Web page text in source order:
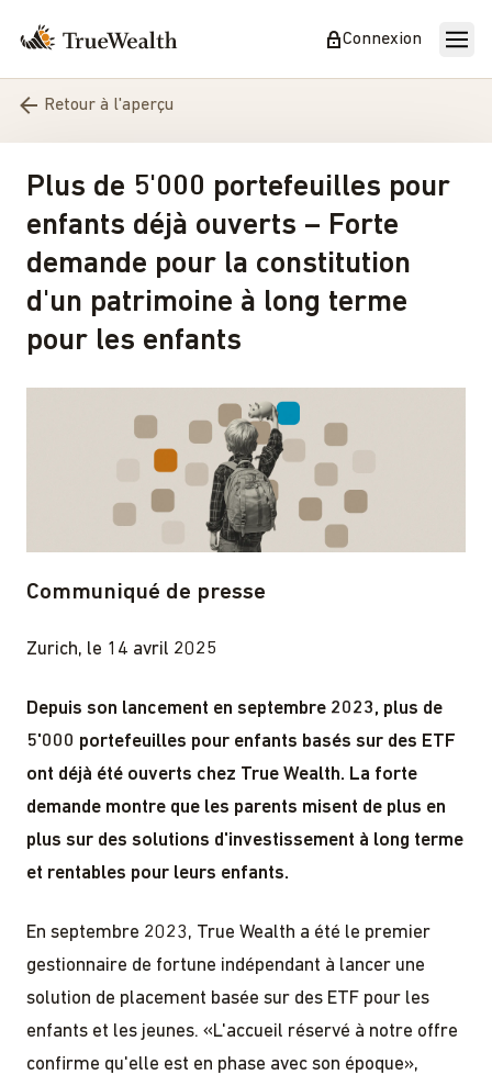
Connexion
Retour à l'aperçu
Plus de 5'000 portefeuilles pour
enfants déjà ouverts – Forte
demande pour la constitution
d'un patrimoine à long terme
pour les enfants
Communiqué de presse
Zurich, le 14 avril 2025
Depuis son lancement en septembre 2023, plus de
5'000 portefeuilles pour enfants basés sur des ETF
ont déjà été ouverts chez True Wealth. La forte
demande montre que les parents misent de plus en
plus sur des solutions d'investissement à long terme
et rentables pour leurs enfants.
En septembre 2023, True Wealth a été le premier
gestionnaire de fortune indépendant à lancer une
solution de placement basée sur des ETF pour les
enfants et les jeunes. «L'accueil réservé à notre offre
confirme qu'elle est en phase avec son époque»,